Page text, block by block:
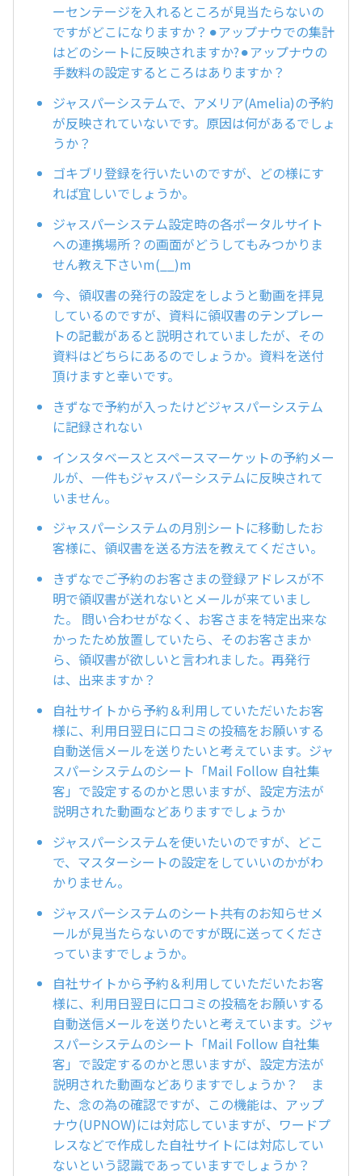
ーセンテージを入れるところが見当たらないの
ですがどこになりますか？⚫︎アップナウでの集計
はどのシートに反映されますか?⚫︎アップナウの
手数料の設定するところはありますか？
ジャスパーシステムで、アメリア(Amelia)の予約
が反映されていないです。原因は何があるでしょ
うか？
ゴキブリ登録を行いたいのですが、どの様にす
れば宜しいでしょうか。
ジャスパーシステム設定時の各ポータルサイト
への連携場所？の画面がどうしてもみつかりま
せん教え下さいm(__)m
今、領収書の発行の設定をしようと動画を拝見
しているのですが、資料に領収書のテンプレー
トの記載があると説明されていましたが、その
資料はどちらにあるのでしょうか。資料を送付
頂けますと幸いです。
きずなで予約が入ったけどジャスパーシステム
に記録されない
インスタベースとスペースマーケットの予約メー
ルが、一件もジャスパーシステムに反映されて
いません。
ジャスパーシステムの月別シートに移動したお
客様に、領収書を送る方法を教えてください。
きずなでご予約のお客さまの登録アドレスが不
明で領収書が送れないとメールが来ていまし
た。 問い合わせがなく、お客さまを特定出来な
かったため放置していたら、そのお客さまか
ら、領収書が欲しいと言われました。再発行
は、出来ますか？
自社サイトから予約＆利用していただいたお客
様に、利用日翌日に口コミの投稿をお願いする
自動送信メールを送りたいと考えています。ジャ
スパーシステムのシート「Mail Follow 自社集
客」で設定するのかと思いますが、設定方法が
説明された動画などありますでしょうか
ジャスパーシステムを使いたいのですが、どこ
で、マスターシートの設定をしていいのかがわ
かりません。
ジャスパーシステムのシート共有のお知らせメ
ールが見当たらないのですが既に送ってくださ
っていますでしょうか。
自社サイトから予約＆利用していただいたお客
様に、利用日翌日に口コミの投稿をお願いする
自動送信メールを送りたいと考えています。ジャ
スパーシステムのシート「Mail Follow 自社集
客」で設定するのかと思いますが、設定方法が
説明された動画などありますでしょうか？ ま
た、念の為の確認ですが、この機能は、アップ
ナウ(UPNOW)には対応していますが、ワードプ
レスなどで作成した自社サイトには対応してい
ないという認識であっていますでしょうか？